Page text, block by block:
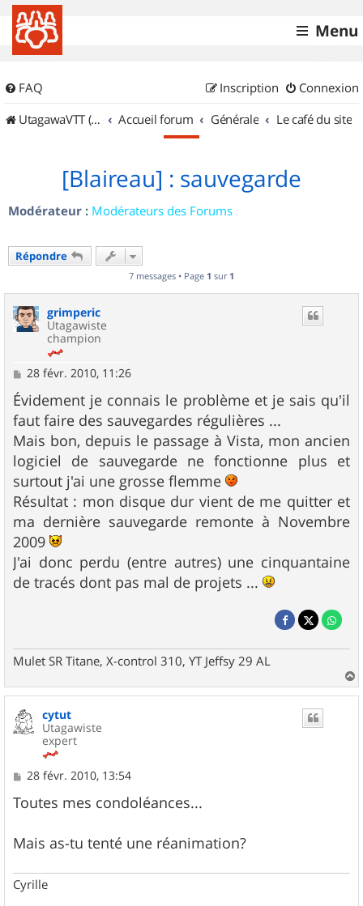
Menu
FAQ Connexion
Inscription
UtagawaVTT (Randos VTT et VTTAE avec traces GPS)
Accueil forum Générale Le café du site
[Blaireau] : sauvegarde
Modérateur : Modérateurs des Forums
Répondre
7 messages • Page 1 sur 1
grimperic
Utagawiste
champion
M
s
s
a
g
e
28 févr. 2010, 11:26
Évidement je connais le problème et je sais qu'il
faut faire des sauvegardes régulières ...
Mais bon, depuis le passage à Vista, mon ancien
logiciel de sauvegarde ne fonctionne plus et
surtout j'ai une grosse flemme
Résultat : mon disque dur vient de me quitter et
ma dernière sauvegarde remonte à Novembre
2009
J'ai donc perdu (entre autres) une cinquantaine
de tracés dont pas mal de projets ...
Mulet SR Titane, X-control 310, YT Jeffsy 29 AL
a
u
cytut
Utagawiste
expert
M
s
s
g
e
28 févr. 2010, 13:54
Toutes mes condoléances...
Mais as-tu tenté une réanimation?
Cyrille